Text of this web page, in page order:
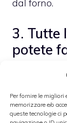
Per fornire le migliori
memorizzare e/o
queste tecnologie ci
dal forno.
3. Tutte
potete
Insomma,
verdura:
salare e poi